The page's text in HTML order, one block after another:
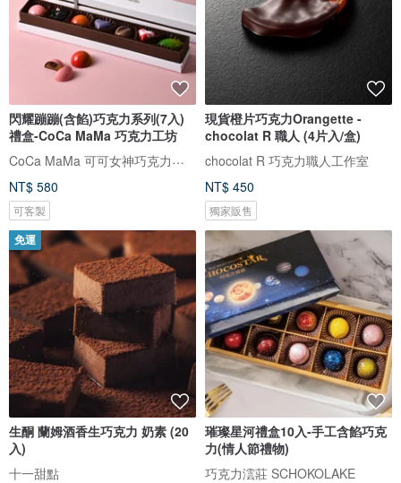
閃耀蹦蹦(含餡)巧克力系列(7入)
禮盒-CoCa MaMa 巧克力工坊
CoCa MaMa 可可女神巧克力工坊
NT$ 580
可客製
現貨橙片巧克力Orangette -
chocolat R 職人 (4片入/盒)
chocolat R 巧克力職人工作室
NT$ 450
獨家販售
免運
生酮 蘭姆酒香生巧克力 奶素 (20
入)
十一甜點
璀璨星河禮盒10入-手工含餡巧克
力(情人節禮物)
巧克力澐莊 SCHOKOLAKE